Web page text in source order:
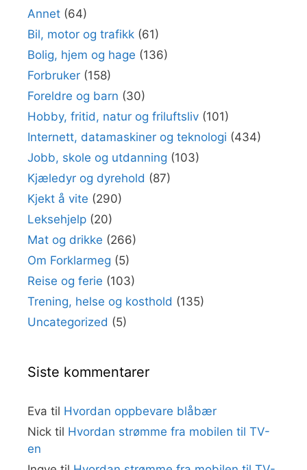
Annet (64)
Bil, motor og trafikk (61)
Bolig, hjem og hage (136)
Forbruker (158)
Foreldre og barn (30)
Hobby, fritid, natur og friluftsliv (101)
Internett, datamaskiner og teknologi (434)
Jobb, skole og utdanning (103)
Kjæledyr og dyrehold (87)
Kjekt å vite (290)
Leksehjelp (20)
Mat og drikke (266)
Om Forklarmeg (5)
Reise og ferie (103)
Trening, helse og kosthold (135)
Uncategorized (5)
Siste kommentarer
Eva til Hvordan oppbevare blåbær
Nick til Hvordan strømme fra mobilen til TV-
en